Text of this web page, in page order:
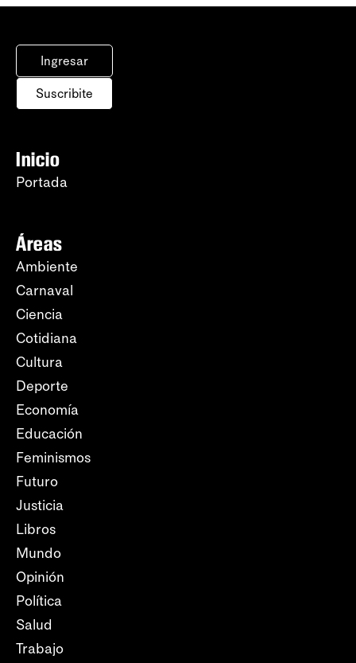
Ingresar
Suscribite
Inicio
Portada
Áreas
Ambiente
Carnaval
Ciencia
Cotidiana
Cultura
Deporte
Economía
Educación
Feminismos
Futuro
Justicia
Libros
Mundo
Opinión
Política
Salud
Trabajo